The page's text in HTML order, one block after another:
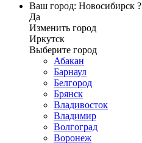
Ваш город: Новосибирск ?
Да
Изменить город
Иркутск
Выберите город
Абакан
Барнаул
Белгород
Брянск
Владивосток
Владимир
Волгоград
Воронеж